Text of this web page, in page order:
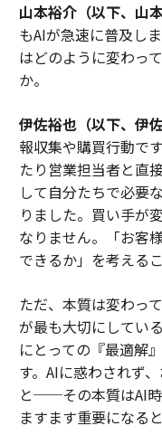
山本裕介（以下、山本
もAIが急速に普及し
はどのように変わっ
か。
伊佐裕也（以下、伊佐
報収集や購買行動で
たり営業担当者と直
して自分たちで必要
りました。買い手が
なりません。「お客
できるか」を考える
ただ、本質は変わっ
が最も大切にしてい
にとっての『最適解
す。AIに惑わされず
と──その本質はAI
ますます重要になる